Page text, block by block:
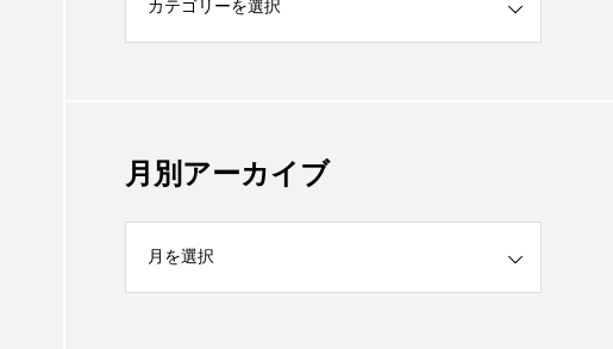
月別アーカイブ